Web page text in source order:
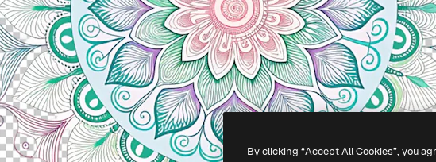
API
App móvel
Todas as
ferramentas
confiabilidade
Afiliados
Empresas
Copyright © 2010-2026Freepik Company S.L.U.Todos os direitos reservados.
By clicking “Accept All Cookies”, you